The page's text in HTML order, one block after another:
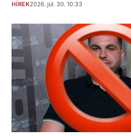
HÍREK2026. júl. 30. 10:33